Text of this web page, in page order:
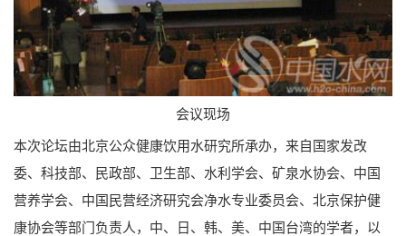
会议现场
本次论坛由北京公众健康饮用水研究所承办，来自国家发改
委、科技部、民政部、卫生部、水利学会、矿泉水协会、中国
营养学会、中国民营经济研究会净水专业委员会、北京保护健
康协会等部门负责人，中、日、韩、美、中国台湾的学者，以